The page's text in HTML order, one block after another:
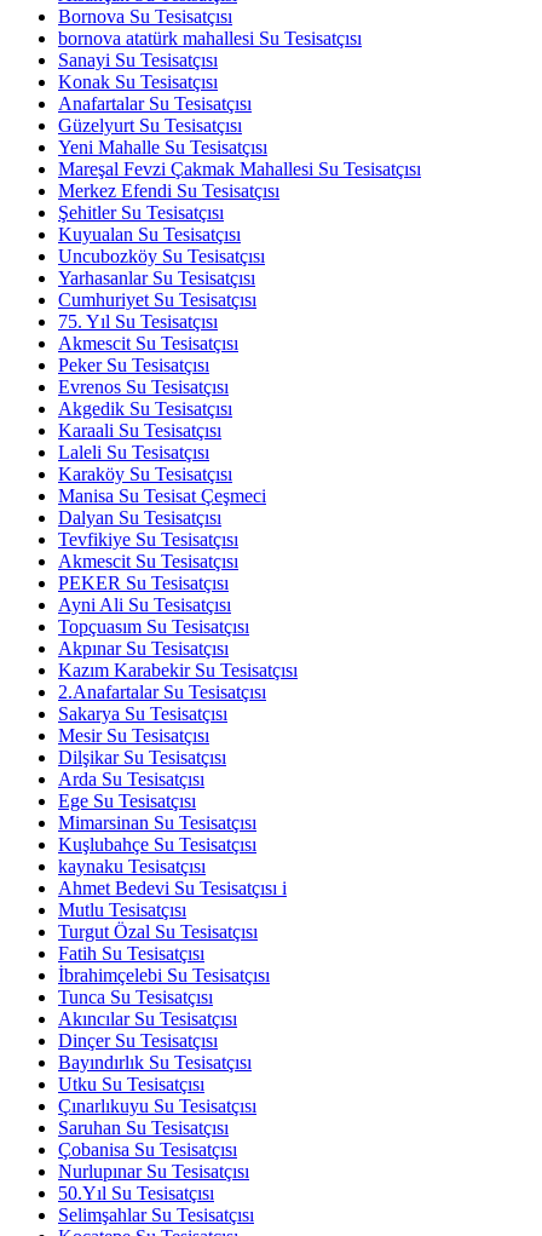
Bornova Su Tesisatçısı
bornova atatürk mahallesi Su Tesisatçısı
Sanayi Su Tesisatçısı
Konak Su Tesisatçısı
Anafartalar Su Tesisatçısı
Güzelyurt Su Tesisatçısı
Yeni Mahalle Su Tesisatçısı
Mareşal Fevzi Çakmak Mahallesi Su Tesisatçısı
Merkez Efendi Su Tesisatçısı
Şehitler Su Tesisatçısı
Kuyualan Su Tesisatçısı
Uncubozköy Su Tesisatçısı
Yarhasanlar Su Tesisatçısı
Cumhuriyet Su Tesisatçısı
75. Yıl Su Tesisatçısı
Akmescit Su Tesisatçısı
Peker Su Tesisatçısı
Evrenos Su Tesisatçısı
Akgedik Su Tesisatçısı
Karaali Su Tesisatçısı
Laleli Su Tesisatçısı
Karaköy Su Tesisatçısı
Manisa Su Tesisat Çeşmeci
Dalyan Su Tesisatçısı
Tevfikiye Su Tesisatçısı
Akmescit Su Tesisatçısı
PEKER Su Tesisatçısı
Ayni Ali Su Tesisatçısı
Topçuasım Su Tesisatçısı
Akpınar Su Tesisatçısı
Kazım Karabekir Su Tesisatçısı
2.Anafartalar Su Tesisatçısı
Sakarya Su Tesisatçısı
Mesir Su Tesisatçısı
Dilşikar Su Tesisatçısı
Arda Su Tesisatçısı
Ege Su Tesisatçısı
Mimarsinan Su Tesisatçısı
Kuşlubahçe Su Tesisatçısı
kaynaku Tesisatçısı
Ahmet Bedevi Su Tesisatçısı i
Mutlu Tesisatçısı
Turgut Özal Su Tesisatçısı
Fatih Su Tesisatçısı
İbrahimçelebi Su Tesisatçısı
Tunca Su Tesisatçısı
Akıncılar Su Tesisatçısı
Dinçer Su Tesisatçısı
Bayındırlık Su Tesisatçısı
Utku Su Tesisatçısı
Çınarlıkuyu Su Tesisatçısı
Saruhan Su Tesisatçısı
Çobanisa Su Tesisatçısı
Nurlupınar Su Tesisatçısı
50.Yıl Su Tesisatçısı
Selimşahlar Su Tesisatçısı